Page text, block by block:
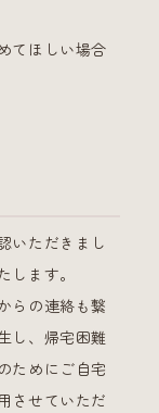
てほしい場合
いただきまし
します。
らの連絡も繋
し、帰宅困難
ためにご自宅
させていただ